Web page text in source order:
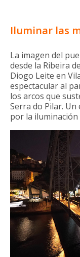
Iluminar las
La imagen del
desde la Ribeira
Diogo Leite en
espectacular al
los arcos que
Serra do Pilar.
por la iluminación